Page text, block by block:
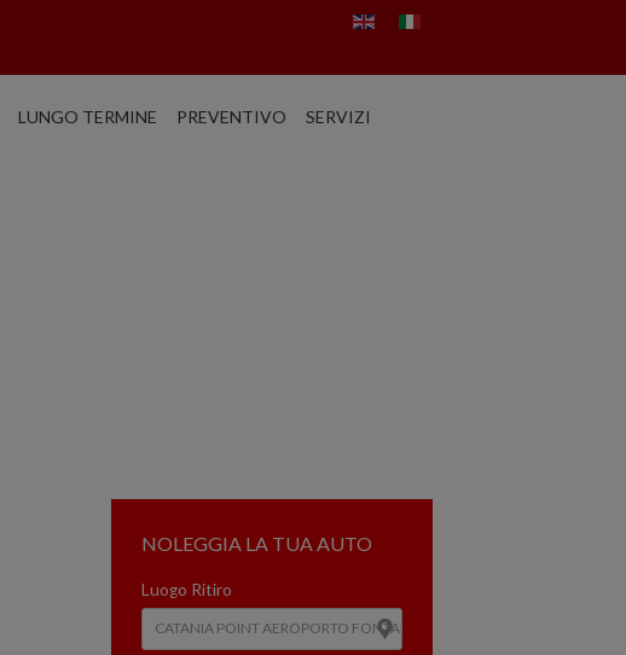
LUNGO TERMINE PREVENTIVO SERVIZI
NOLEGGIA LA TUA AUTO
Luogo Ritiro